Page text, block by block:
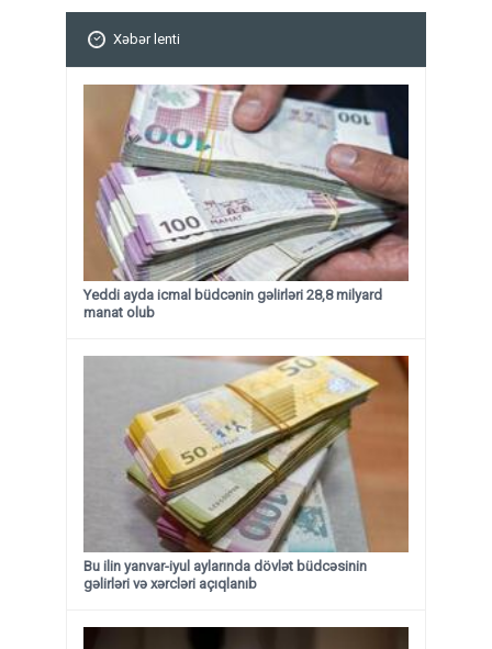
Xəbər lenti
Yeddi ayda icmal büdcənin gəlirləri 28,8 milyard
manat olub
Bu ilin yanvar-iyul aylarında dövlət büdcəsinin
gəlirləri və xərcləri açıqlanıb